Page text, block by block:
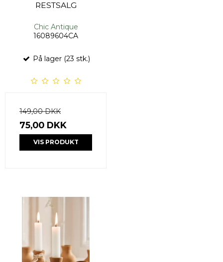
RESTSALG
Chic Antique
16089604CA
På lager (23 stk.)
149,00 DKK
75,00 DKK
VIS PRODUKT